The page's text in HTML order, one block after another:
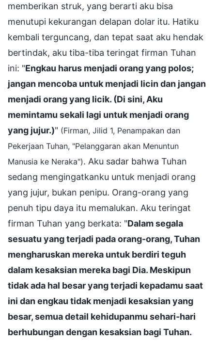
memberikan struk, yang berarti aku bisa
menutupi kekurangan delapan dolar itu. Hatiku
kembali terguncang, dan tepat saat aku hendak
bertindak, aku tiba-tiba teringat firman Tuhan
ini: "Engkau harus menjadi orang yang polos;
jangan mencoba untuk menjadi licin dan jangan
menjadi orang yang licik. (Di sini, Aku
memintamu sekali lagi untuk menjadi orang
yang jujur.)" (Firman, Jilid 1, Penampakan dan
Pekerjaan Tuhan, "Pelanggaran akan Menuntun
Manusia ke Neraka"). Aku sadar bahwa Tuhan
sedang mengingatkanku untuk menjadi orang
yang jujur, bukan penipu. Orang-orang yang
penuh tipu daya itu memalukan. Aku teringat
firman Tuhan yang berkata: "Dalam segala
sesuatu yang terjadi pada orang-orang, Tuhan
mengharuskan mereka untuk berdiri teguh
dalam kesaksian mereka bagi Dia. Meskipun
tidak ada hal besar yang terjadi kepadamu saat
ini dan engkau tidak menjadi kesaksian yang
besar, semua detail kehidupanmu sehari-hari
berhubungan dengan kesaksian bagi Tuhan.